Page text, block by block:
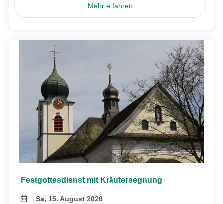
Mehr erfahren
Festgottesdienst mit Kräutersegnung
Sa, 15. August 2026